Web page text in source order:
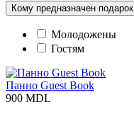
Кому предназначен подарок
Молодожены
Гостям
Панно Guest Book
900 MDL